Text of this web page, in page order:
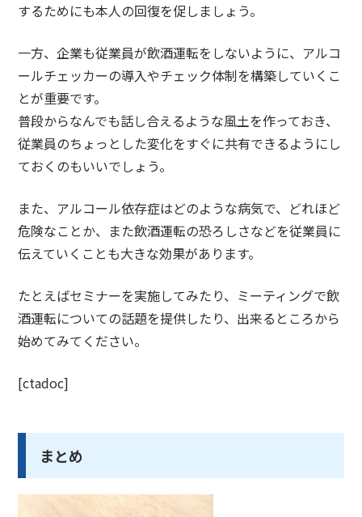
するためにも本人の回復を促し ましょう。
一方、企業も従業員が飲酒運転をしないように、 アルコ
ールチェッカーの導入やチェック体制を構築していくこ
とが重要です。
普段からなんでも話し合えるような風土を作っておき、
従業員のちょっとした変化をすぐに共有できるようにし
ておくのもいいでしょう。
また、アルコール依存症はどのような病気で、どれほど
危険なことか、また飲酒運転の恐ろしさなどを従業員に
伝えていくことも大きな効果があります。
たとえばセミナーを実施してみたり、 ミーティングで飲
酒運転についての話題を提供したり、出来るところから
始めてみてください。
[ctadoc]
まとめ